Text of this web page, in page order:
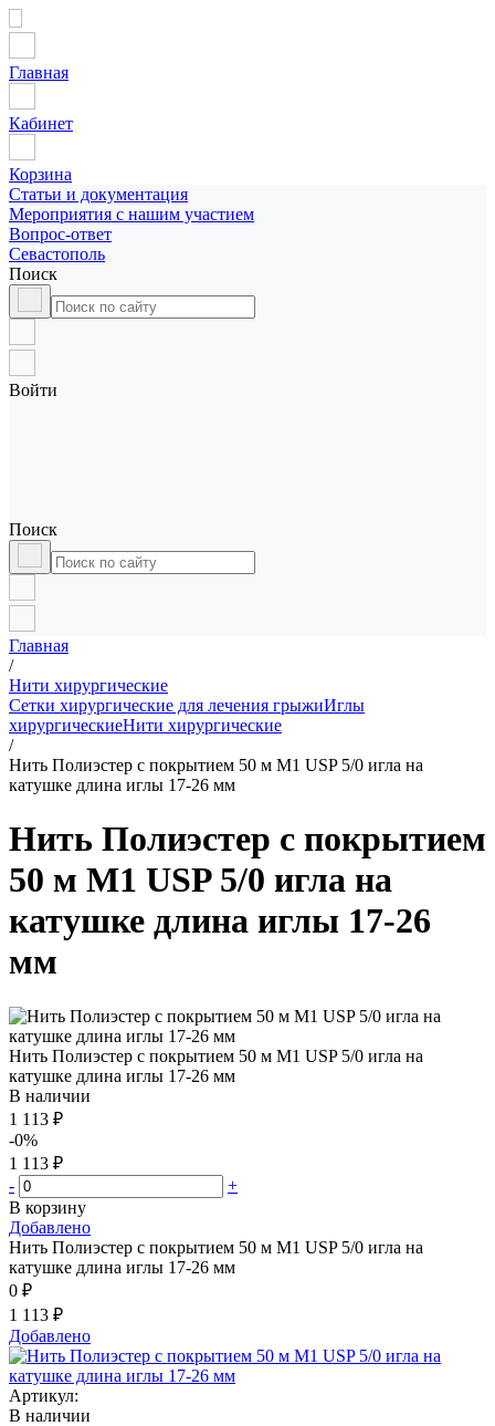
Главная
Кабинет
Корзина
Статьи и документация
Мероприятия с нашим участием
Вопрос-ответ
Севастополь
Поиск
Войти
Поиск
Главная
/
Нити хирургические
Сетки хирургические для лечения грыжиИглы
хирургическиеНити хирургические
/
Нить Полиэстер с покрытием 50 м М1 USP 5/0 игла на
катушке длина иглы 17-26 мм
Нить Полиэстер с покрытием
50 м М1 USP 5/0 игла на
катушке длина иглы 17-26
мм
Нить Полиэстер с покрытием 50 м М1 USP 5/0 игла на
катушке длина иглы 17-26 мм
В наличии
1 113 ₽
-0%
1 113 ₽
-
+
В корзину
Добавлено
Нить Полиэстер с покрытием 50 м М1 USP 5/0 игла на
катушке длина иглы 17-26 мм
0 ₽
1 113 ₽
Добавлено
Артикул:
В наличии